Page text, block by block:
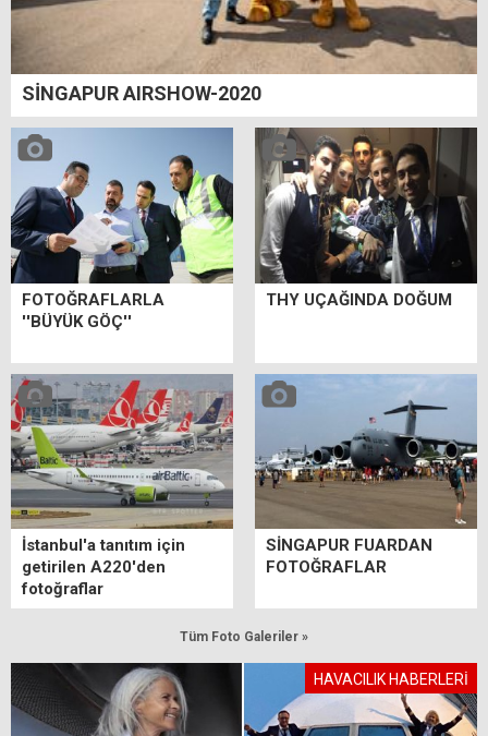
SİNGAPUR AIRSHOW-2020
FOTOĞRAFLARLA
''BÜYÜK GÖÇ''
THY UÇAĞINDA DOĞUM
İstanbul'a tanıtım için
getirilen A220'den
fotoğraflar
SİNGAPUR FUARDAN
FOTOĞRAFLAR
Tüm Foto Galeriler »
HAVACILIK HABERLERİ